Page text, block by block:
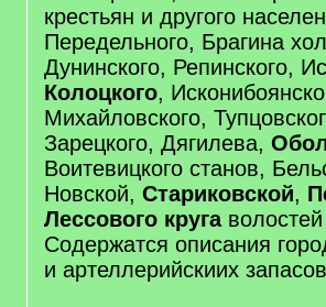
крестьян и другого
Передельного, Брагина
Дунинского, Репинского,
Колоцкого,
Михайловского,
Зарецкого, Дягилева,
Воитевицкого станов,
Новской, Стариковской,
Лессового кругаволостей
Содержатся описания
и артеллерийскиих